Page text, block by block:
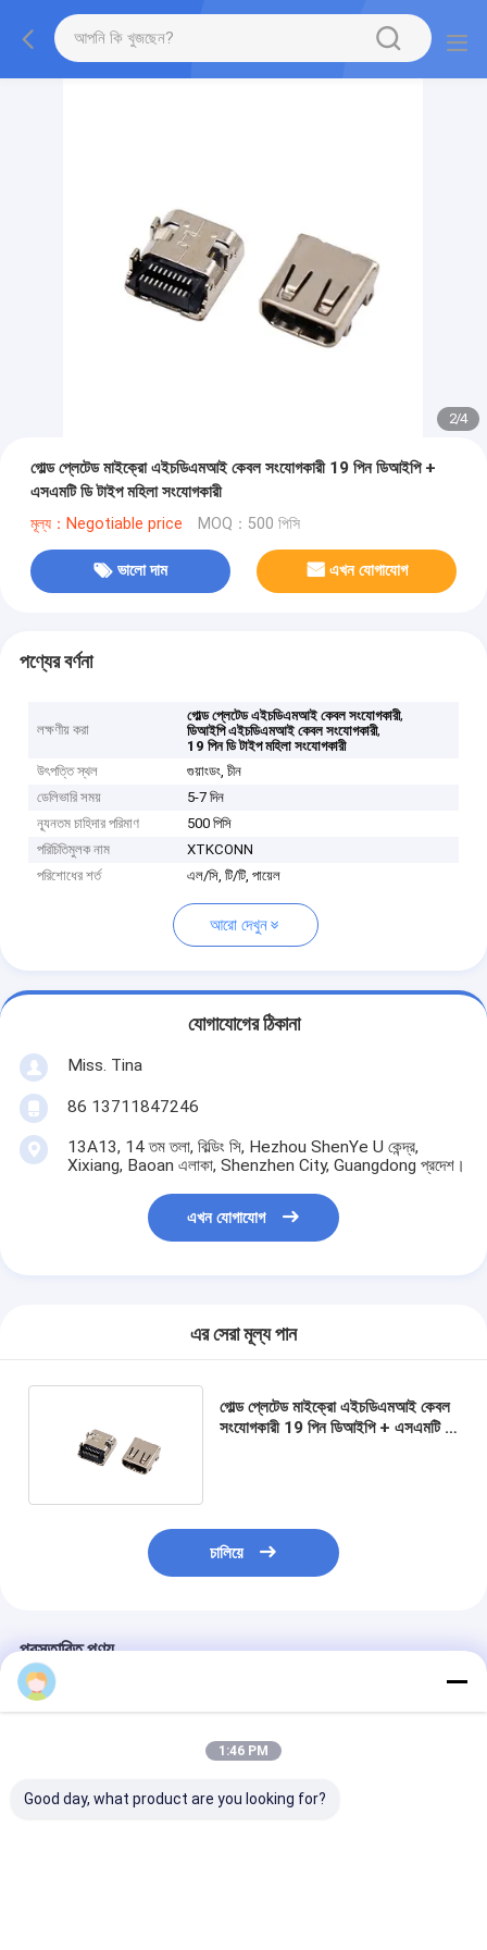
2/4
গোল্ড প্লেটেড মাইক্রো এইচডিএমআই কেবল সংযোগকারী 19 পিন ডিআইপি +
এসএমটি ডি টাইপ মহিলা সংযোগকারী
মূল্য：Negotiable price MOQ：500 পিসি
ভালো দাম এখন যোগাযোগ
পণ্যের বর্ণনা
লক্ষণীয় করা
গোল্ড প্লেটেড এইচডিএমআই কেবল সংযোগকারী,
ডিআইপি এইচডিএমআই কেবল সংযোগকারী,
19 পিন ডি টাইপ মহিলা সংযোগকারী
উৎপত্তি স্থল
গুয়াংডং, চীন
ডেলিভারি সময়
5-7 দিন
ন্যূনতম চাহিদার পরিমাণ
500 পিসি
পরিচিতিমুলক নাম
XTKCONN
পরিশোধের শর্ত
এল/সি, টি/টি, পায়েল
আরো দেখুন
যোগাযোগের ঠিকানা
Miss. Tina
86 13711847246
13A13, 14 তম তলা, বিল্ডিং সি, Hezhou ShenYe U কেন্দ্র,
Xixiang, Baoan এলাকা, Shenzhen City, Guangdong প্রদেশ।
এখন যোগাযোগ
এর সেরা মূল্য পান
গোল্ড প্লেটেড মাইক্রো এইচডিএমআই কেবল
সংযোগকারী 19 পিন ডিআইপি + এসএমটি ডি
চালিয়ে
প্রস্তাবিত পণ্য
1:46 PM
Good day, what product are you looking for?